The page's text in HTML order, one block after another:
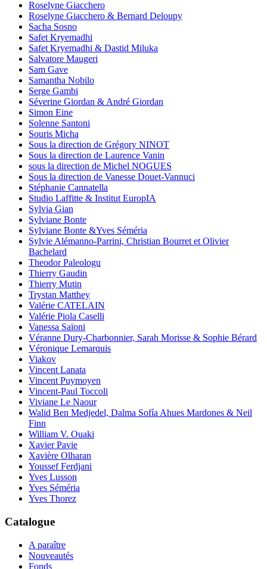
Roselyne Giacchero
Roselyne Giacchero & Bernard Deloupy
Sacha Sosno
Safet Kryemadhi
Safet Kryemadhi & Dastid Miluka
Salvatore Maugeri
Sam Gave
Samantha Nobilo
Serge Gambi
Séverine Giordan & André Giordan
Simon Eine
Solenne Santoni
Souris Micha
Sous la direction de Grégory NINOT
Sous la direction de Laurence Vanin
sous la direction de Michel NOGUES
Sous la direction de Vanesse Douet-Vannuci
Stéphanie Cannatella
Studio Laffitte & Institut EuropIA
Sylvia Gian
Sylviane Bonte
Sylviane Bonte &Yves Séméria
Sylvie Alémanno-Parrini, Christian Bourret et Olivier
Bachelard
Theodor Paleologu
Thierry Gaudin
Thierry Mutin
Trystan Matthey
Valérie CATELAIN
Valérie Piola Caselli
Vanessa Saïoni
Véranne Dury-Charbonnier, Sarah Morisse & Sophie Bérard
Véronique Lemarquis
Viakov
Vincent Lanata
Vincent Puymoyen
Vincent-Paul Toccoli
Viviane Le Naour
Walid Ben Medjedel, Dalma Sofía Ahues Mardones & Neil
Finn
William V. Ouaki
Xavier Pavie
Xavière Olharan
Youssef Ferdjani
Yves Lusson
Yves Séméria
Yves Thorez
Catalogue
A paraître
Nouveautés
Fonds